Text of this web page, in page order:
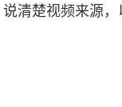
清楚视频来源